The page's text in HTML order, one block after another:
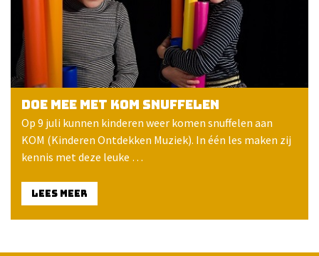
Doe mee met KOM snuffelen
Op 9 juli kunnen kinderen weer komen snuffelen aan
KOM (Kinderen Ontdekken Muziek). In één les maken zij
kennis met deze leuke …
LEES MEER